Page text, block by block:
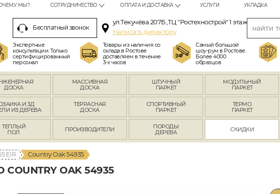
МЫ? СОТРУДНИЧЕСТВО ОПЛАТА И ДОСТАВКА УСЛУГИ УКЛАДКА
Бесплатный звонок
ул.Текучёва 207Б ,ТЦ "Ростехнострой" 1 этаж
Написать директору
Экспертные
консультации. Только
сертифицированный
персонал
Товары из наличия со
склада в Ростове
доставляем в течение
3-х часов
Самый большой
шоу-рум в Ростове.
Более 4000
образцов
ДОСКА
МАССИВНАЯ
ДОСКА
ШТУЧНЫЙ
ПАРКЕТ
МОДУЛЬНЫЙ
ПАРКЕТ
И 3Д
ИЗ ДЕРЕВА
ТЕРРАСНАЯ
ДОСКА
СПОРТИВНЫЙ
ПАРКЕТ
ТЕРМО
ПАРКЕТ
ТЕПЛЫЙ
ПОЛ
ПРОИЗВОДИТЕЛИ
ПОРОДЫ
ДЕРЕВА
СКИДКИ
EIR Country Oak 54935
OAK 54935